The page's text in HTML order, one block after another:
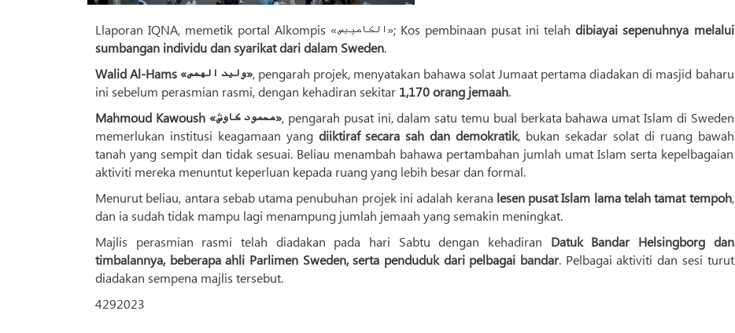
Llaporan IQNA, memetik portal Alkompis «الکامپیس»; Kos pembinaan pusat ini telahdibiayai sepenuhnya melalui
sumbangan individu dan syarikat dari dalam Sweden.
Walid Al-Hams «ولید الهمص», pengarah projek, menyatakan bahawa solat Jumaat pertama diadakan di masjid baharu
ini sebelum perasmian rasmi, dengan kehadiran sekitar 1,170 orang jemaah.
Mahmoud Kawoush «محمود کاوش», pengarah pusat ini, dalam satu temu bual berkata bahawa umat Islam di Sweden
memerlukan institusi keagamaan yang diiktiraf secara sah dan demokratik, bukan sekadar solat di ruang bawah
tanah yang sempit dan tidak sesuai. Beliau menambah bahawa pertambahan jumlah umat Islam serta kepelbagaian
aktiviti mereka menuntut keperluan kepada ruang yang lebih besar dan formal.
Menurut beliau, antara sebab utama penubuhan projek ini adalah kerana lesen pusat Islam lama telah tamat tempoh,
dan ia sudah tidak mampu lagi menampung jumlah jemaah yang semakin meningkat.
Majlis perasmian rasmi telah diadakan pada hari Sabtu dengan kehadiran Datuk Bandar Helsingborg dan
timbalannya, beberapa ahli Parlimen Sweden, serta penduduk dari pelbagai bandar. Pelbagai aktiviti dan sesi turut
diadakan sempena majlis tersebut.
4292023